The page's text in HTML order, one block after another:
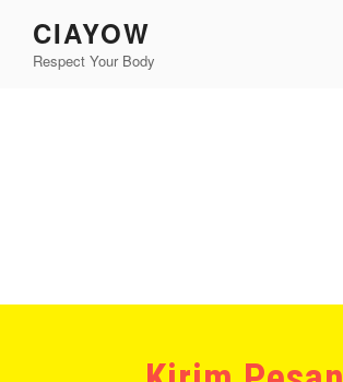
CIAYOW
Respect Your Body